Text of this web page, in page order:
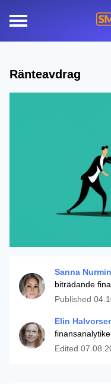
Ränteavdrag
Sanna
biträdande
Published
Elin
Edited